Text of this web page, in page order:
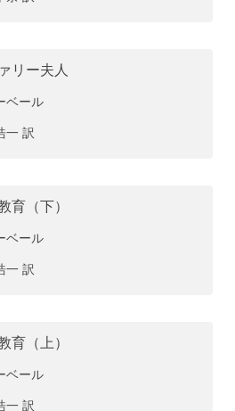
リー夫人
ベール
一 訳
育（下）
ベール
一 訳
育（上）
ベール
一 訳